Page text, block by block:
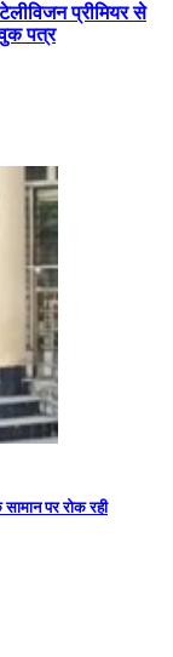
प्रीमियर से
पत्र
पर रोक रही